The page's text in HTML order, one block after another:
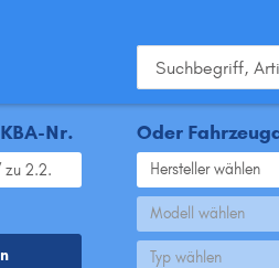
Nr. Oder
Hersteller wählen
Modell wählen
Typ wählen